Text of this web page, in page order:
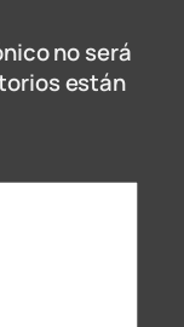
no será
están